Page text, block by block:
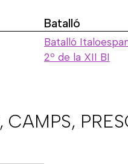
Batalló
Batalló
2º de la XII BI
CAMPS,